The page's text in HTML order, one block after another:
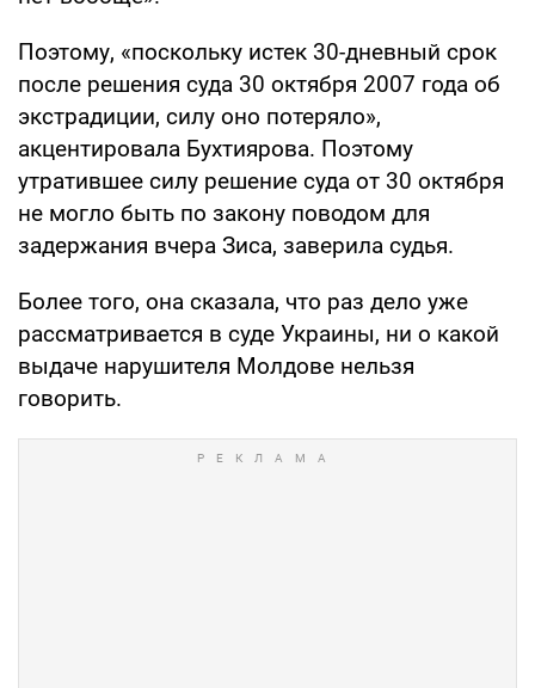
Поэтому, «поскольку истек 30-дневный срок
после решения суда 30 октября 2007 года об
экстрадиции, силу оно потеряло»,
акцентировала Бухтиярова. Поэтому
утратившее силу решение суда от 30 октября
не могло быть по закону поводом для
задержания вчера Зиса, заверила судья.
Более того, она сказала, что раз дело уже
рассматривается в суде Украины, ни о какой
выдаче нарушителя Молдове нельзя
говорить.